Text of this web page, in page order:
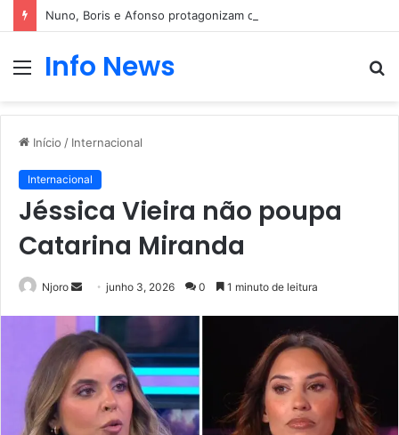
Nuno, Boris e Afonso protagonizam dança sensual
Menu
Info News
Início / Internacional
Internacional
Jéssica Vieira não poupa
Catarina Miranda
Njoro
Mande
e-
mail
junho 3, 2026 0 1 minuto de leitura